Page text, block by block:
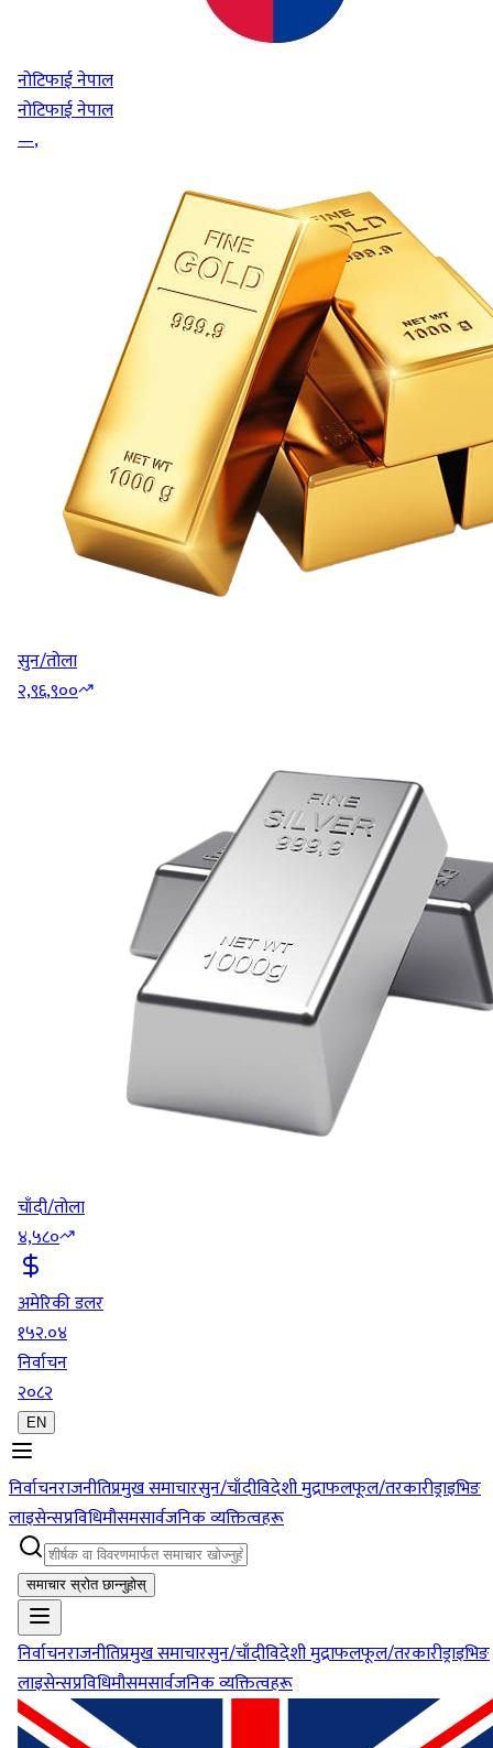
नोटिफाई नेपाल
नोटिफाई नेपाल
—,
सुन/तोला
२,९६,९००
चाँदी/तोला
४,५८०
अमेरिकी डलर
१५२.०४
निर्वाचन
२०८२
EN
निर्वाचनराजनीतिप्रमुख समाचारसुन/चाँदीविदेशी मुद्राफलफूल/तरकारीड्राइभिङ
लाइसेन्सप्रविधिमौसमसार्वजनिक व्यक्तित्वहरू
समाचार स्रोत छान्नुहोस्
निर्वाचनराजनीतिप्रमुख समाचारसुन/चाँदीविदेशी मुद्राफलफूल/तरकारीड्राइभिङ
लाइसेन्सप्रविधिमौसमसार्वजनिक व्यक्तित्वहरू